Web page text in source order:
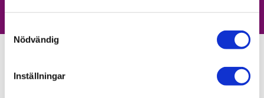
Nödvändig
Inställningar
Sortiment